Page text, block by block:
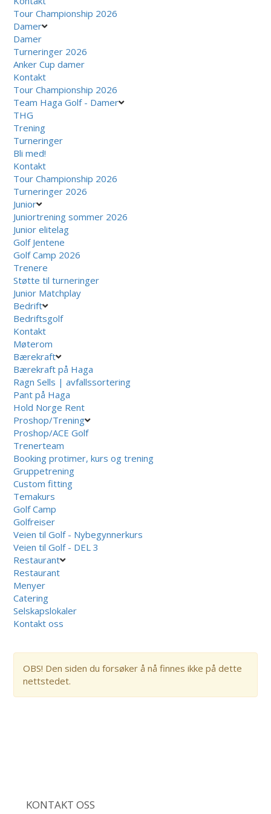
Tour Championship 2026
Damer
Damer
Turneringer 2026
Anker Cup damer
Kontakt
Tour Championship 2026
Team Haga Golf - Damer
THG
Trening
Turneringer
Bli med!
Kontakt
Tour Championship 2026
Turneringer 2026
Junior
Juniortrening sommer 2026
Junior elitelag
Golf Jentene
Golf Camp 2026
Trenere
Støtte til turneringer
Junior Matchplay
Bedrift
Bedriftsgolf
Kontakt
Møterom
Bærekraft
Bærekraft på Haga
Ragn Sells | avfallssortering
Pant på Haga
Hold Norge Rent
Proshop/Trening
Proshop/ACE Golf
Trenerteam
Booking protimer, kurs og trening
Gruppetrening
Custom fitting
Temakurs
Golf Camp
Golfreiser
Veien til Golf - Nybegynnerkurs
Veien til Golf - DEL 3
Restaurant
Restaurant
Menyer
Catering
Selskapslokaler
Kontakt oss
OBS! Den siden du forsøker å nå finnes ikke på dette
nettstedet.
KONTAKT OSS